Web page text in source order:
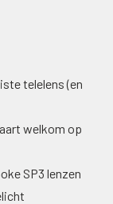
telelens (en
welkom op
SP3 lenzen